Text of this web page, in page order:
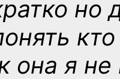
но
она я не